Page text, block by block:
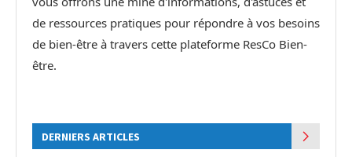
de ressources pratiques pour répondre à vos besoins
de bien-être à travers cette plateforme ResCo Bien-
être.
DERNIERS ARTICLES